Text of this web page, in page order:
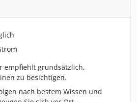
empfiehlt grundsätzlich,
zu besichtigen.
nach bestem Wissen und